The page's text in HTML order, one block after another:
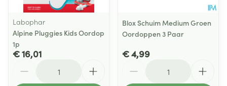
Labophar
Alpine Pluggies Kids Oordop
1p
€ 16,01
Blox Schuim Medium Groen
Oordoppen 3 Paar
€ 4,99